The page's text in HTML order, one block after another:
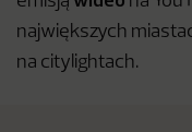
największych
na citylightach.